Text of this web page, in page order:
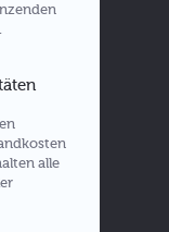
alle